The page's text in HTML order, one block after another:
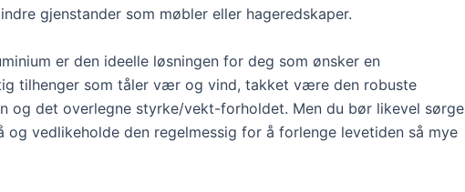
gjenstander som møbler eller hageredskaper.
er den ideelle løsningen for deg som ønsker en
tilhenger som tåler vær og vind, takket være den robuste
og det overlegne styrke/vekt-forholdet. Men du bør likevel sørge
og vedlikeholde den regelmessig for å forlenge levetiden så mye